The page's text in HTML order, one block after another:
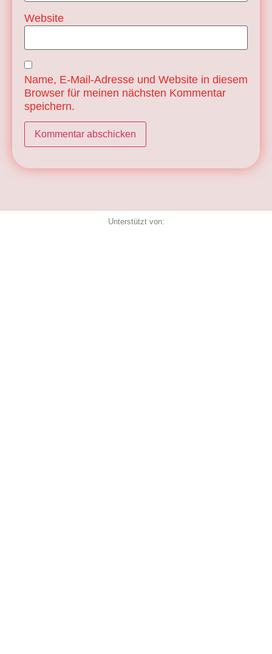
Website
Name, E-Mail-Adresse und Website in diesem
Browser für meinen nächsten Kommentar
speichern.
Unterstützt von: